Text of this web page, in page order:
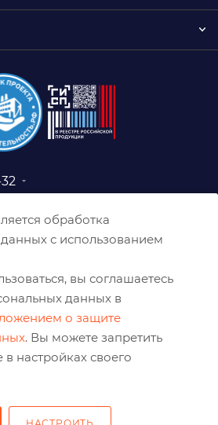
Белгород,
обработка
данных с использованием
вы соглашаетесь
данных в
о защите
. Вы можете запретить
настройках своего